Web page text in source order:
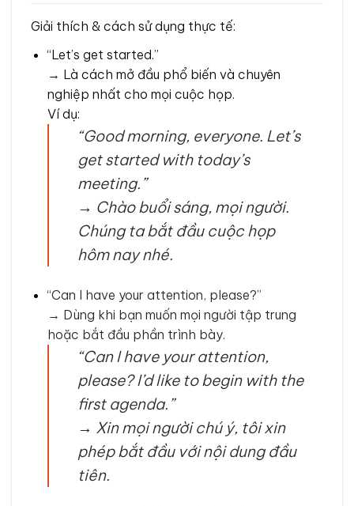
Giải thích & cách sử dụng thực tế:
“Let’s get started.”
→ Là cách mở đầu phổ biến và chuyên
nghiệp nhất cho mọi cuộc họp.
Ví dụ:
“Good morning, everyone. Let’s
get started with today’s
meeting.”
→ Chào buổi sáng, mọi người.
Chúng ta bắt đầu cuộc họp
hôm nay nhé.
“Can I have your attention, please?”
→ Dùng khi bạn muốn mọi người tập trung
hoặc bắt đầu phần trình bày.
“Can I have your attention,
please? I’d like to begin with the
first agenda.”
→ Xin mọi người chú ý, tôi xin
phép bắt đầu với nội dung đầu
tiên.